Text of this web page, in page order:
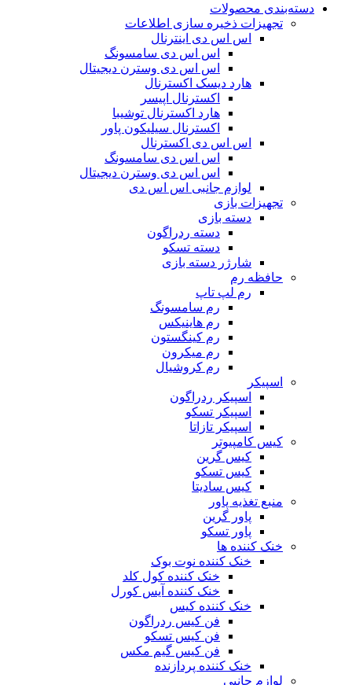
دسته‌بندی محصولات
تجهیزات ذخیره سازی اطلاعات
اس اس دی اینترنال
اس اس دی سامسونگ
اس اس دی وسترن دیجیتال
هارد دیسک اکسترنال
اکسترنال اپیسر
هارد اکسترنال توشیبا
اکسترنال سیلیکون پاور
اس اس دی اکسترنال
اس اس دی سامسونگ
اس اس دی وسترن دیجیتال
لوازم جانبی اس اس دی
تجهیزات بازی
دسته بازی
دسته ردراگون
دسته تسکو
شارژر دسته بازی
حافظه رم
رم لپ تاپ
رم سامسونگ
رم هاینیکس
رم کینگستون
رم میکرون
رم کروشیال
اسپیکر
اسپیکر ردراگون
اسپیکر تسکو
اسپیکر تازاتا
کیس کامپیوتر
کیس گرین
کیس تسکو
کیس سادیتا
منبع تغذیه‌ پاور
پاور گرین
پاور تسکو
خنک کننده ها
خنک کننده نوت بوک
خنک کننده کول کلد
خنک کننده آیس کورل
خنک کننده کیس
فن کیس ردراگون
فن کیس تسکو
فن کیس گیم مکس
خنک کننده پردازنده
لوازم جانبی